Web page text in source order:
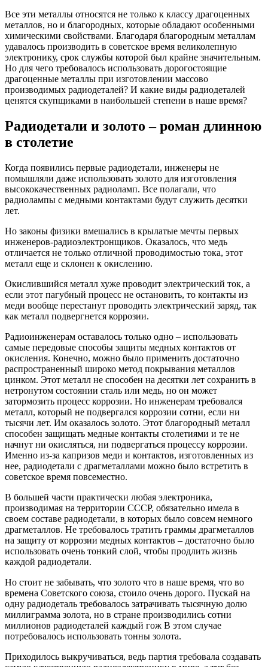
Все эти металлы относятся не только к классу драгоценных
металлов, но и благородных, которые обладают особенными
химическими свойствами. Благодаря благородным металлам
удавалось производить в советское время великолепную
электронику, срок службы которой был крайне значительным.
Но для чего требовалось использовать дорогостоящие
драгоценные металлы при изготовлении массово
производимых радиодеталей? И какие виды радиодеталей
ценятся скупщиками в наибольшей степени в наше время?
Радиодетали и золото – роман длинною
в столетие
Когда появились первые радиодетали, инженеры не
помышляли даже использовать золото для изготовления
высококачественных радиоламп. Все полагали, что
радиолампы с медными контактами будут служить десятки
лет.
Но законы физики вмешались в крылатые мечты первых
инженеров-радиоэлектронщиков. Оказалось, что медь
отличается не только отличной проводимостью тока, этот
металл еще и склонен к окислению.
Окислившийся металл хуже проводит электрический ток, а
если этот пагубный процесс не остановить, то контакты из
меди вообще перестанут проводить электрический заряд, так
как металл подвергнется коррозии.
Радиоинженерам оставалось только одно – использовать
самые передовые способы защиты медных контактов от
окисления. Конечно, можно было применить достаточно
распространенный широко метод покрывания металлов
цинком. Этот металл не способен на десятки лет сохранить в
нетронутом состоянии сталь или медь, но он может
затормозить процесс коррозии. Но инженерам требовался
металл, который не подвергался коррозии сотни, если ни
тысячи лет. Им оказалось золото. Этот благородный металл
способен защищать медные контакты столетиями и те не
начнут ни окисляться, ни подвергаться процессу коррозии.
Именно из-за капризов меди и контактов, изготовленных из
нее, радиодетали с драгметаллами можно было встретить в
советское время повсеместно.
В большей части практически любая электроника,
производимая на территории СССР, обязательно имела в
своем составе радиодетали, в которых было совсем немного
драгметаллов. Не требовалось тратить граммы драгметаллов
на защиту от коррозии медных контактов – достаточно было
использовать очень тонкий слой, чтобы продлить жизнь
каждой радиодетали.
Но стоит не забывать, что золото что в наше время, что во
времена Советского союза, стоило очень дорого. Пускай на
одну радиодеталь требовалось затрачивать тысячную долю
миллиграмма золота, но в стране производились сотни
миллионов радиодеталей каждый гож В этом случае
потребовалось использовать тонны золота.
Приходилось выкручиваться, ведь партия требовала создавать